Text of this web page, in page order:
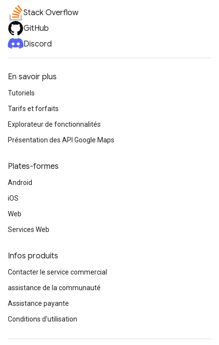
Stack Overflow
GitHub
Discord
En savoir plus
Tutoriels
Tarifs et forfaits
Explorateur de fonctionnalités
Présentation des API Google Maps
Plates-formes
Android
iOS
Web
Services Web
Infos produits
Contacter le service commercial
assistance de la communauté
Assistance payante
Conditions d'utilisation